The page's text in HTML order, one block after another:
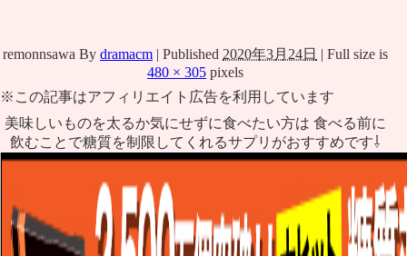
remonnsawa By dramacm | Published 2020年3月24日 | Full size is
480 × 305 pixels
※この記事はアフィリエイト広告を利用しています
美味しいものを太るか気にせずに食べたい方は 食べる前に
飲むことで糖質を制限してくれるサプリがおすすめです⇩